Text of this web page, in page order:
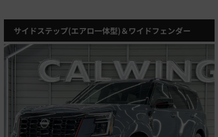
サイドステップ(エアロ一体型)＆ワイドフェンダー